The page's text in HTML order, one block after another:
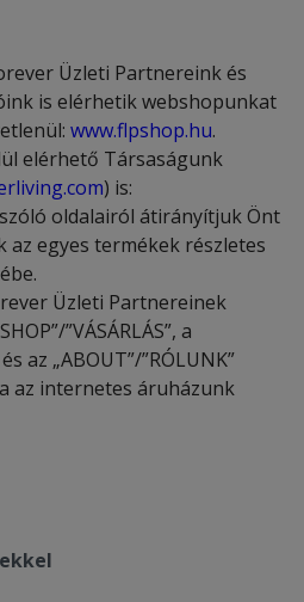
Üzleti Partnereink és
is elérhetik webshopunkat
www.flpshop.hu.
elérhető Társaságunk
) is:
oldalairól átirányítjuk Önt
egyes termékek részletes
Üzleti Partnereinek
”VÁSÁRLÁS”, a
az „ABOUT”/”RÓLUNK”
az internetes áruházunk